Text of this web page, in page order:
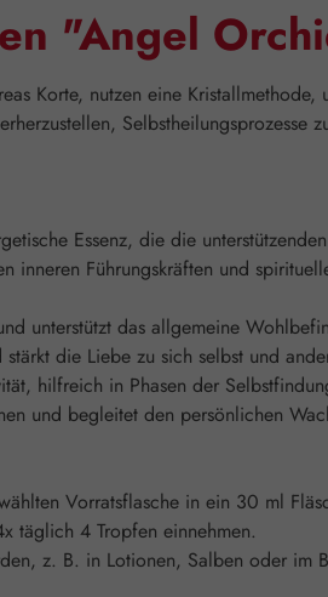
"Angel
Korte, nutzen eine
Essenz, die die
inneren Führungskräften und
unterstützt das allgemeine
die Liebe zu sich selbst und
hilfreich in Phasen der
und begleitet den persönlichen
Vorratsflasche in ein 30 ml
täglich 4 Tropfen einnehmen.
z. B. in Lotionen, Salben oder im